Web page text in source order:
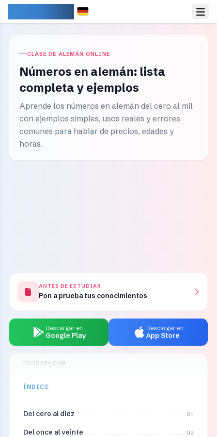
CLASE DE ALEMÁN ONLINE
Números en alemán: lista
completa y ejemplos
Aprende los números en alemán del cero al mil
con ejemplos simples, usos reales y errores
comunes para hablar de precios, edades y
horas.
ANTES DE ESTUDIAR
Pon a prueba tus conocimientos
Descargar en
Google Play
Descargar en
App Store
IDIOMARY.COM
ÍNDICE
Del cero al diez 01
Del once al veinte 02